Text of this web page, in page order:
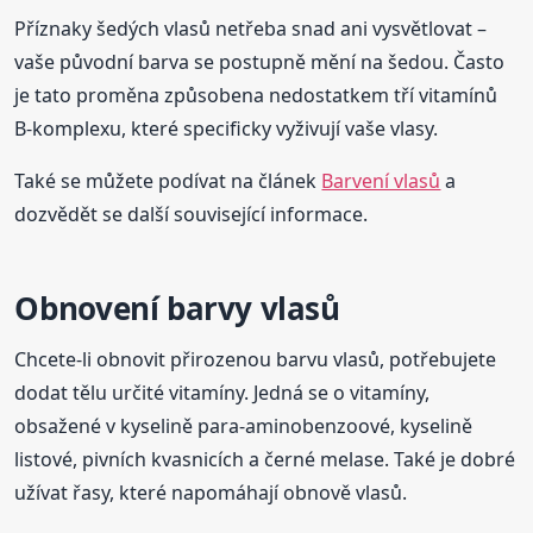
Příznaky šedých vlasů netřeba snad ani vysvětlovat –
vaše původní barva se postupně mění na šedou. Často
je tato proměna způsobena nedostatkem tří vitamínů
B-komplexu, které specificky vyživují vaše vlasy.
Také se můžete podívat na článek Barvení vlasů a
dozvědět se další související informace.
Obnovení barvy vlasů
Chcete-li obnovit přirozenou barvu vlasů, potřebujete
dodat tělu určité vitamíny. Jedná se o vitamíny,
obsažené v kyselině para-aminobenzoové, kyselině
listové, pivních kvasnicích a černé melase. Také je dobré
užívat řasy, které napomáhají obnově vlasů.